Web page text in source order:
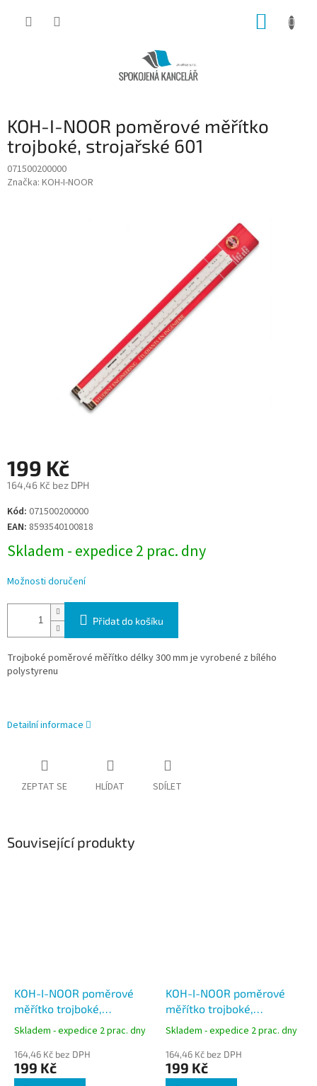
KOH-I-NOOR poměrové měřítko
trojboké, strojařské 601
071500200000
Značka: KOH-I-NOOR
199 Kč
164,46 Kč bez DPH
Měrná
cena:
Kód: 071500200000
EAN: 8593540100818
Skladem - expedice 2 prac. dny
Možnosti doručení
Přidat do košíku
Trojboké poměrové měřítko délky 300 mm je vyrobené z bílého
polystyrenu
Detailní informace
ZEPTAT SE HLÍDAT SDÍLET
Související produkty
KOH-I-NOOR poměrové
měřítko trojboké,
stavařské 602
Skladem - expedice 2 prac. dny
164,46 Kč bez DPH
199 Kč
KOH-I-NOOR poměrové
měřítko trojboké,
geodetické 603
Skladem - expedice 2 prac. dny
164,46 Kč bez DPH
199 Kč